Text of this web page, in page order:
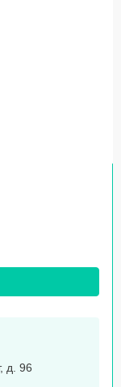
д. 96